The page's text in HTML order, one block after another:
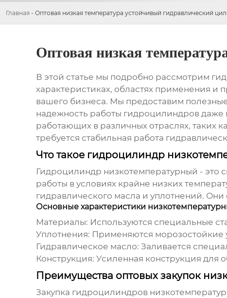
Главная - Оптовая низкая температура устойчивый гидравлический
Оптовая низкая
В этой статье мы подробно рассмотрим
характеристиках, областях применения и
вашего бизнеса. Мы предоставим
надежность работы гидроцилиндровдаже
работающих в различных отраслях, таких
требуется стабильная работа
Что такое гидроцилиндр
Гидроцилиндр низкотемпературный - это
работы в условиях крайне низких
гидравлического масла и уплотнений.
Основные характеристики
Материалы: Используются специальные
Уплотнения: Применяются морозостойкие
Гидравлическое масло: Заливается
Конструкция: Усиленная конструкция для
Преимущества оптовых закупок
Закупка гидроцилиндров